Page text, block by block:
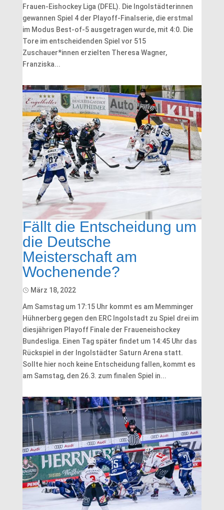
Frauen-Eishockey Liga (DFEL). Die Ingolstädterinnen
gewannen Spiel 4 der Playoff-Finalserie, die erstmal
im Modus Best-of-5 ausgetragen wurde, mit 4:0. Die
Tore im entscheidenden Spiel vor 515
Zuschauer*innen erzielten Theresa Wagner,
Franziska...
Fällt die Entscheidung um
die Deutsche
Meisterschaft am
Wochenende?
März 18, 2022
Am Samstag um 17:15 Uhr kommt es am Memminger
Hühnerberg gegen den ERC Ingolstadt zu Spiel drei im
diesjährigen Playoff Finale der Fraueneishockey
Bundesliga. Einen Tag später findet um 14:45 Uhr das
Rückspiel in der Ingolstädter Saturn Arena statt.
Sollte hier noch keine Entscheidung fallen, kommt es
am Samstag, den 26.3. zum finalen Spiel in...